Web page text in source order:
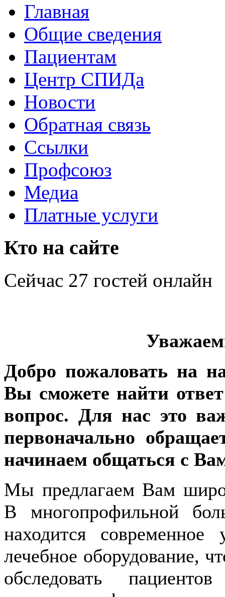
Главная
Общие сведения
Пациентам
Центр СПИДа
Новости
Обратная связь
Ссылки
Профсоюз
Медиа
Платные услуги
Кто на сайте
Сейчас 27 гостей онлайн
Добро пожаловать на
Вы сможете найти
вопрос. Для нас это
первоначально
начинаем общаться с
Мы предлагаем Вам
В многопрофильной
находится современное
лечебное оборудование,
обследовать